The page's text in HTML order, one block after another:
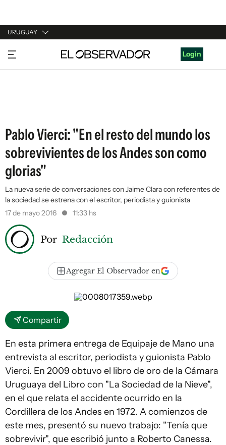
URUGUAY
URUGUAY
ARGENTINA
Login
Pablo Vierci: "En el resto del mundo los
sobrevivientes de los Andes son como
glorias"
La nueva serie de conversaciones con Jaime Clara con referentes de
la sociedad se estrena con el escritor, periodista y guionista
17 de mayo 2016
11:33 hs
Por Redacción
Agregar El Observador en
Compartir
En esta primera entrega de Equipaje de Mano una
entrevista al escritor, periodista y guionista Pablo
Vierci. En 2009 obtuvo el libro de oro de la Cámara
Uruguaya del Libro con "La Sociedad de la Nieve",
en el que relata el accidente ocurrido en la
Cordillera de los Andes en 1972. A comienzos de
este mes, presentó su nuevo trabajo: "Tenía que
sobrevivir", que escribió junto a Roberto Canessa.